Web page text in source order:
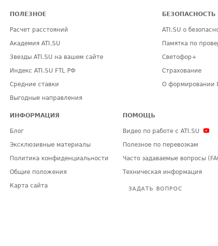
ПОЛЕЗНОЕ
Расчет расстояний
Академия ATI.SU
Звезды ATI.SU на вашем сайте
Индекс ATI.SU FTL РФ
Средние ставки
Выгодные направления
БЕЗОПАСНОСТЬ
ATI.SU о
Памятка по
Светофор+
Страхование
О формировании
ИНФОРМАЦИЯ
Блог
Эксклюзивные материалы
Политика конфиденциальности
Общие положения
Карта сайта
ПОМОЩЬ
Видео по работе с ATI.SU
Полезное по перевозкам
Часто задаваемые вопросы
Техническая информация
ЗАДАТЬ ВОПРОС